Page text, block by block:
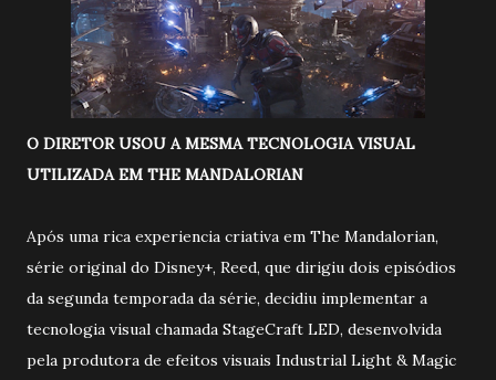
O DIRETOR USOU A MESMA TECNOLOGIA VISUAL
UTILIZADA EM THE MANDALORIAN
Após uma rica experiencia criativa em The Mandalorian,
série original do Disney+, Reed, que dirigiu dois episódios
da segunda temporada da série, decidiu implementar a
tecnologia visual chamada StageCraft LED, desenvolvida
pela produtora de efeitos visuais Industrial Light & Magic